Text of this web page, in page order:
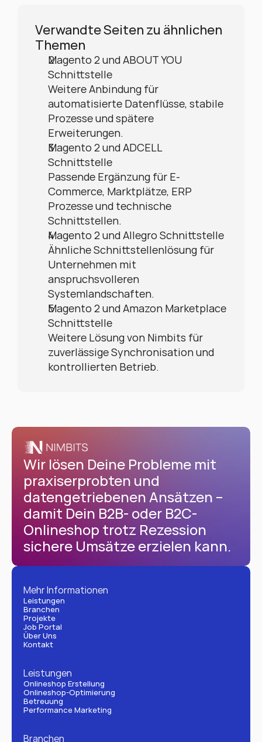
Verwandte Seiten zu ähnlichen
Themen
Magento 2 und ABOUT YOU
Schnittstelle
Weitere Anbindung für
automatisierte Datenflüsse, stabile
Prozesse und spätere
Erweiterungen.
Magento 2 und ADCELL
Schnittstelle
Passende Ergänzung für E-
Commerce, Marktplätze, ERP
Prozesse und technische
Schnittstellen.
Magento 2 und Allegro Schnittstelle
Ähnliche Schnittstellenlösung für
Unternehmen mit
anspruchsvolleren
Systemlandschaften.
Magento 2 und Amazon Marketplace
Schnittstelle
Weitere Lösung von Nimbits für
zuverlässige Synchronisation und
kontrollierten Betrieb.
Wir lösen Deine Probleme mit
praxiserprobten und
datengetriebenen Ansätzen –
damit Dein B2B- oder B2C-
Onlineshop trotz Rezession
sichere Umsätze erzielen kann.
Mehr Informationen
Leistungen
Branchen
Projekte
Job Portal
Über Uns
Kontakt
Leistungen
Onlineshop Erstellung
Onlineshop-Optimierung
Betreuung
Performance Marketing
Branchen